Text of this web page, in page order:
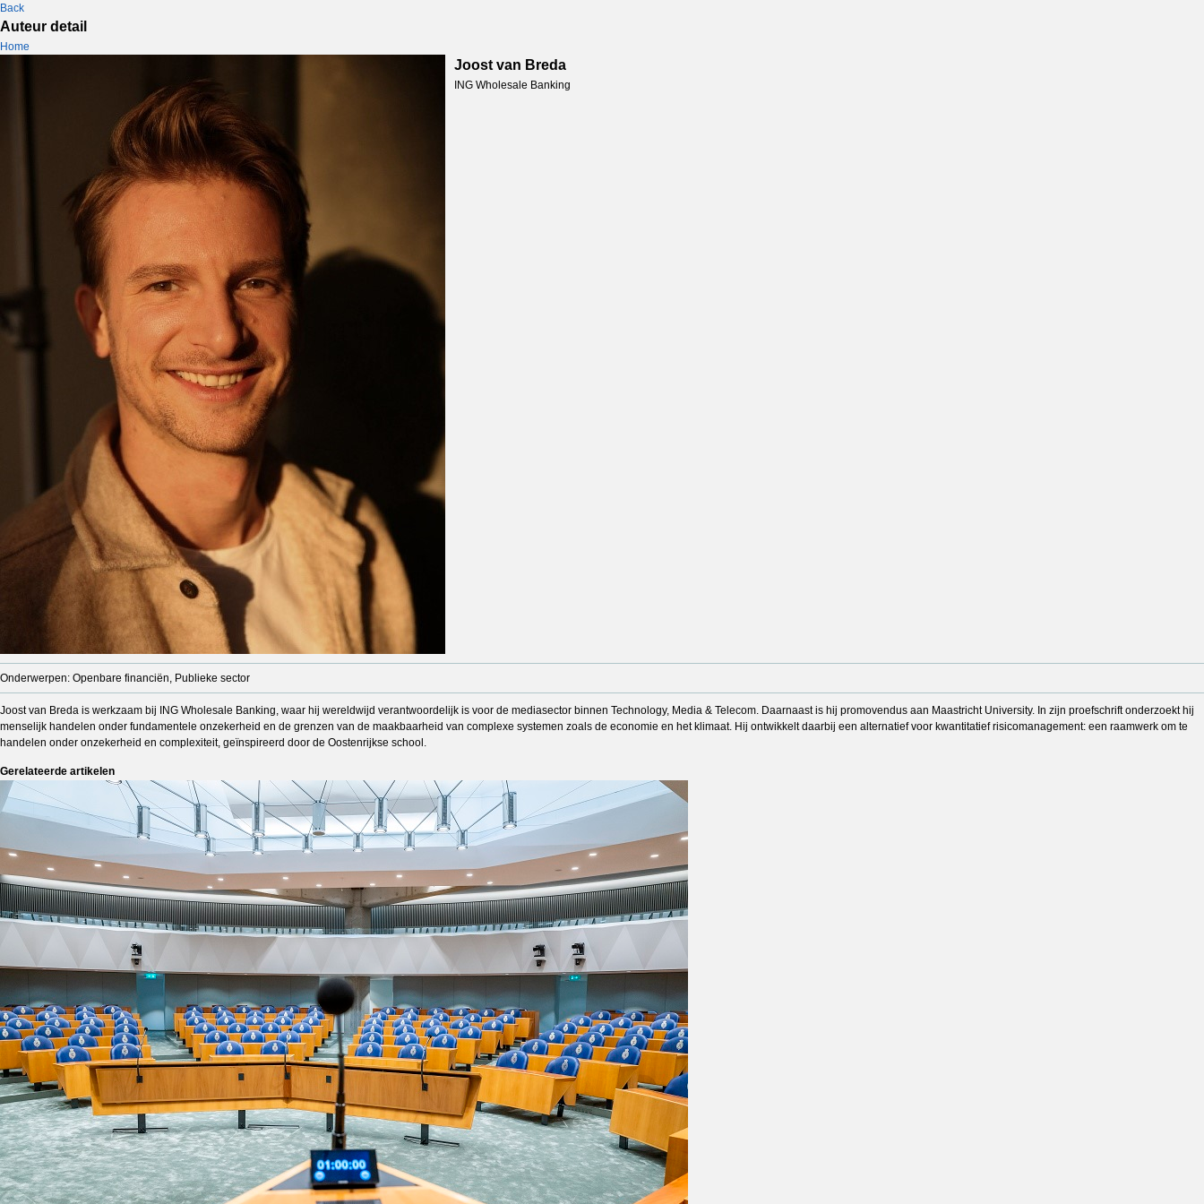
Back
Auteur detail
Home
Joost van Breda
ING Wholesale Banking
Onderwerpen: Openbare financiën, Publieke sector
Joost van Breda is werkzaam bij ING Wholesale Banking, waar hij wereldwijd verantwoordelijk is voor de mediasector binnen Technology, Media & Telecom. Daarnaast is hij promovendus aan Maastricht University. In zijn proefschrift onderzoekt hij
menselijk handelen onder fundamentele onzekerheid en de grenzen van de maakbaarheid van complexe systemen zoals de economie en het klimaat. Hij ontwikkelt daarbij een alternatief voor kwantitatief risicomanagement: een raamwerk om te
handelen onder onzekerheid en complexiteit, geïnspireerd door de Oostenrijkse school.
Gerelateerde artikelen